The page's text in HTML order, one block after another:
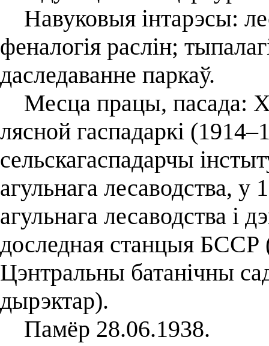
Навуковыя інтарэсы:
феналогія раслін;
даследаванне паркаў.
Месца працы, пасада:
лясной гаспадаркі
сельскагаспадарчы
агульнага лесаводства,
агульнага лесаводства і
доследная станцыя БССР
Цэнтральны батанічны
дырэктар).
Памёр 28.06.1938.